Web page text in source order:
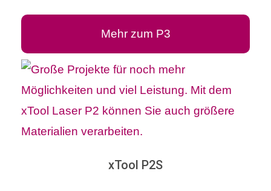
Mehr zum P3
xTool P2S